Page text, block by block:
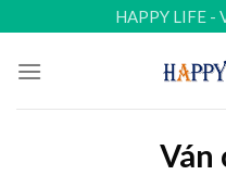
to
content
HAPPY LIFE -
Ván